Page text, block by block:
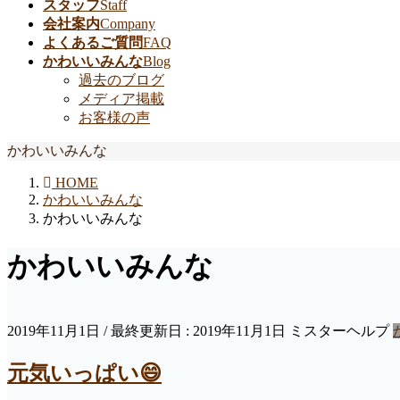
スタッフStaff
会社案内Company
よくあるご質問FAQ
かわいいみんなBlog
過去のブログ
メディア掲載
お客様の声
かわいいみんな
HOME
かわいいみんな
かわいいみんな
かわいいみんな
2019年11月1日 / 最終更新日 : 2019年11月1日 ミスターヘルプ
元気いっぱい😄